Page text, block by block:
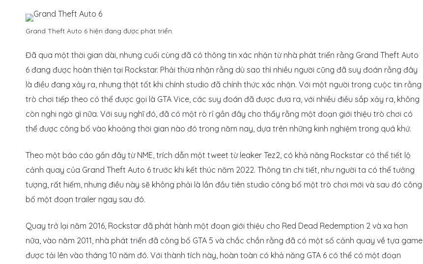
Grand Theft Auto 6 hiện đang được phát triển.
Đã qua một thời gian dài, nhưng cuối cùng đã có thông tin xác nhận từ nhà phát triển rằng Grand Theft Auto
6 đang được hoàn thiện tại Rockstar. Phải thừa nhận rằng dù sao thì nhiều người cũng đã suy đoán rằng đây
là điều đang xảy ra, nhưng thật tốt khi chính studio đã chính thức xác nhận. Với một người trong cuộc tin rằng
trò chơi tiếp theo có thể được gọi là GTA Vice, các suy đoán đã được đưa ra, với nhiều điều sắp xảy ra, không
còn nghi ngờ gì nữa. Với suy nghĩ đó, đã có một rò rỉ gần đây cho thấy rằng một đoạn giới thiệu trò chơi có
thể được công bố vào khoảng thời gian nào đó trong năm nay, dựa trên những kinh nghiệm trong quá khứ.
Theo một báo cáo gần đây từ NME, trích dẫn một tweet từ leaker Tez2, có khả năng Rockstar có thể tiết lộ
cảnh quay của Grand Theft Auto 6 trước khi kết thúc năm 2022. Thông tin chi tiết, như người ta có thể tưởng
tượng, rất hiếm, nhưng điều này sẽ không phải là lần đầu tiên studio công bố một trò chơi mới và sau đó công
bố một đoạn trailer ngay sau đó.
Quay trở lại năm 2016, Rockstar đã phát hành một đoạn giới thiệu cho Red Dead Redemption 2 và xa hơn
nữa, vào năm 2011, nhà phát triển đã công bố GTA 5 và chắc chắn rằng đã có một số cảnh quay về tựa game
được tải lên vào tháng 10 năm đó. Với thành tích này, hoàn toàn có khả năng GTA 6 có thể có một đoạn